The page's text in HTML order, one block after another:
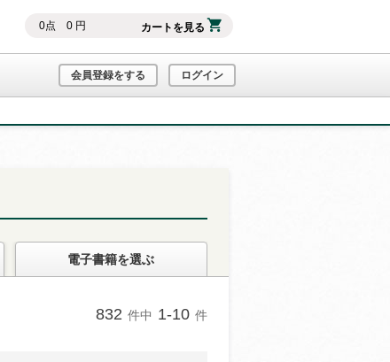
0点 0円 カートを見る
会員登録をする ログイン
電子書籍を選ぶ
832 件中 1-10 件